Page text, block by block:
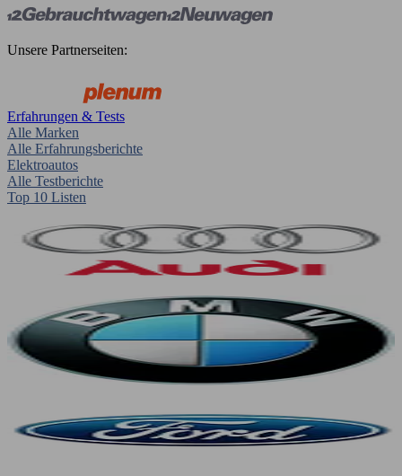
Unsere Partnerseiten:
Erfahrungen & Tests
Alle Marken
Alle Erfahrungsberichte
Elektroautos
Alle Testberichte
Top 10 Listen